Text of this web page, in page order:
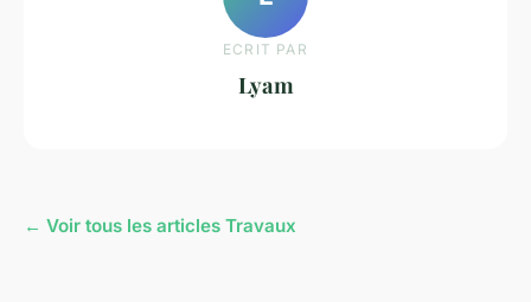
ECRIT PAR
Lyam
← Voir tous les articles Travaux